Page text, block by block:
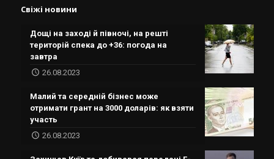
Свіжі новини
Дощі на заході й півночі, на решті
територій спека до +36: погода на
завтра
26.08.2023
Малий та середній бізнес може
отримати грант на 3000 доларів: як взяти
участь
26.08.2023